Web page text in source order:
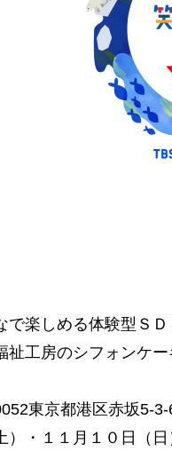
で楽しめる体験型Ｓ
工房のシフォンケ
東京都港区赤坂5-
）・１１月１０日（